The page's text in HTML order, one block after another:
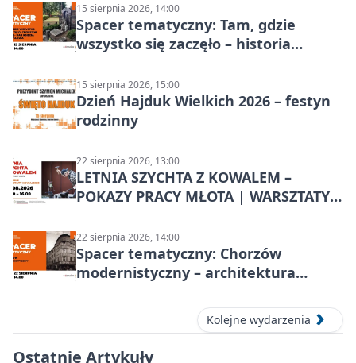
15 sierpnia 2026, 14:00
Spacer tematyczny: Tam, gdzie
wszystko się zaczęło – historia
15 sierpnia 2026, 15:00
Dzień Hajduk Wielkich 2026 – festyn
rodzinny
22 sierpnia 2026, 13:00
LETNIA SZYCHTA Z KOWALEM –
POKAZY PRACY MŁOTA | WARSZTATY
22 sierpnia 2026, 14:00
Spacer tematyczny: Chorzów
modernistyczny – architektura
Kolejne wydarzenia
Ostatnie Artykuły